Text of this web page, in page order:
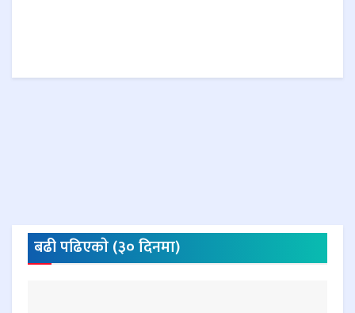
बढी पढिएकाे (३० दिनमा)